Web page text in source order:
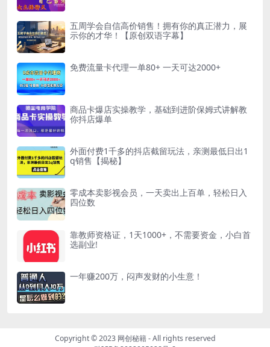
五周学会自信高价销售！拥有你的真正潜力，展
示你的才华！【原创双语字幕】
免费流量卡代理一单80+ 一天可达2000+
商品卡爆店实操教学，基础到进阶保姆式讲解教
你抖店爆单
外面付费1千多的抖店截留玩法，亲测最低日出1
q销售【揭秘】
零成本卖影视会员，一天卖出上百单，轻松日入
四位数
靠教师资格证，1天1000+，不需要资金，小白首
选副业!
一年赚200万，闷声发财的小生意！
Copyright © 2023 网创秘籍- All rights reserved